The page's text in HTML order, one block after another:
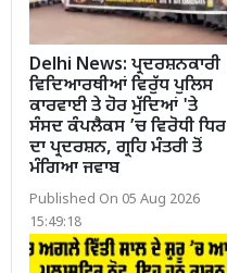
Delhi News: ਪ੍ਰਦਰਸ਼ਨਕਾਰੀ
ਵਿਦਿਆਰਥੀਆਂ ਵਿਰੁੱਧ ਪੁਲਿਸ
ਕਾਰਵਾਈ ਤੇ ਹੋਰ ਮੁੱਦਿਆਂ 'ਤੇ
ਸੰਸਦ ਕੰਪਲੈਕਸ ’ਚ ਵਿਰੋਧੀ ਧਿਰ
ਦਾ ਪ੍ਰਦਰਸ਼ਨ, ਗ੍ਰਹਿ ਮੰਤਰੀ ਤੋਂ
ਮੰਗਿਆ ਜਵਾਬ
Published On 05 Aug 2026
15:49:18